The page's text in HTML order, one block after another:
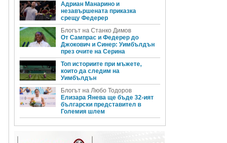
Адриан Манарино и
незавършената приказка
срещу Федерер
Блогът на Станко Димов
От Сампрас и Федерер до
Джокович и Синер: Уимбълдън
през очите на Серина
Топ историите при мъжете,
които да следим на
Уимбълдън
Блогът на Любо Тодоров
Елизара Янева ще бъде 32-ият
български представител в
Големия шлем